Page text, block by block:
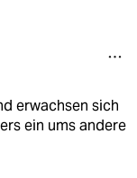
erwachsen sich
ein ums andere